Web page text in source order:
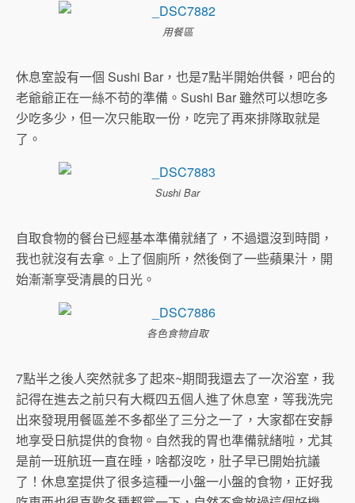
用餐區
休息室設有一個 Sushi Bar，也是7點半開始供餐，吧台的
老爺爺正在一絲不苟的準備。Sushi Bar 雖然可以想吃多
少吃多少，但一次只能取一份，吃完了再來排隊取就是
了。
Sushi Bar
自取食物的餐台已經基本準備就緒了，不過還沒到時間，
我也就沒有去拿。上了個廁所，然後倒了一些蘋果汁，開
始漸漸享受清晨的日光。
各色食物自取
7點半之後人突然就多了起來~期間我還去了一次浴室，我
記得在進去之前只有大概四五個人進了休息室，等我洗完
出來發現用餐區差不多都坐了三分之一了，大家都在安靜
地享受日航提供的食物。自然我的胃也準備就緒啦，尤其
是前一班航班一直在睡，啥都沒吃，肚子早已開始抗議
了！休息室提供了很多這種一小盤一小盤的食物，正好我